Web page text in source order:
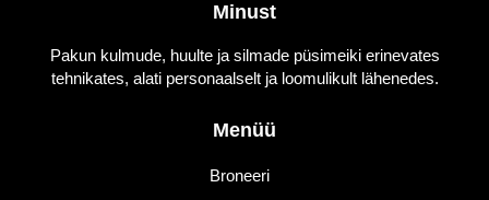
Minust
Pakun kulmude, huulte ja silmade püsimeiki erinevates
tehnikates, alati personaalselt ja loomulikult lähenedes.
Menüü
Broneeri